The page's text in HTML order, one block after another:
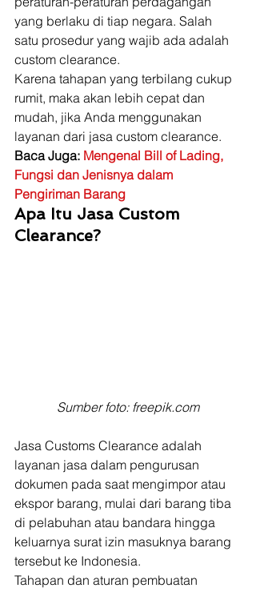
yang berlaku di tiap negara. Salah
satu prosedur yang wajib ada adalah
custom clearance.
Karena tahapan yang terbilang cukup
rumit, maka akan lebih cepat dan
mudah, jika Anda menggunakan
layanan dari jasa custom clearance.
Baca Juga: Mengenal Bill of Lading,
Fungsi dan Jenisnya dalam
Pengiriman Barang
Apa Itu Jasa Custom
Clearance?
Sumber foto: freepik.com
Jasa Customs Clearance adalah
layanan jasa dalam pengurusan
dokumen pada saat mengimpor atau
ekspor barang, mulai dari barang tiba
di pelabuhan atau bandara hingga
keluarnya surat izin masuknya barang
tersebut ke Indonesia.
Tahapan dan aturan pembuatan